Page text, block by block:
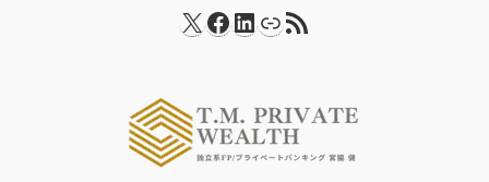
X Facebook
LinkedIn
リンクRSS フィード